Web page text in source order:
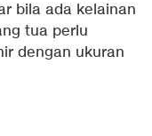
bila ada kelainan
tua perlu
dengan ukuran